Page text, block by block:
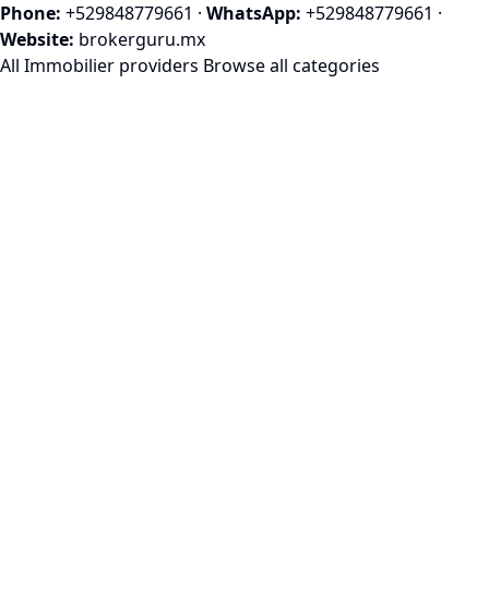
Phone: +529848779661 · WhatsApp: +529848779661 ·
Website: brokerguru.mx
All Immobilier providers Browse all categories